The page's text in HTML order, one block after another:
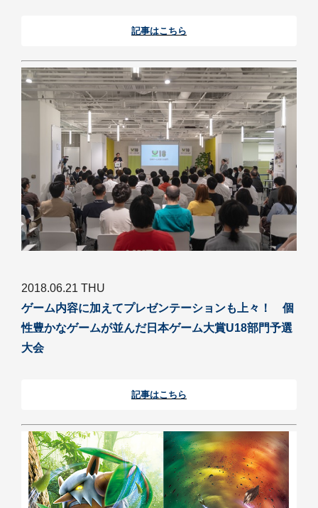
記事はこちら
2018.06.21 THU
ゲーム内容に加えてプレゼンテーションも上々！ 個
性豊かなゲームが並んだ日本ゲーム大賞U18部門予選
大会
記事はこちら